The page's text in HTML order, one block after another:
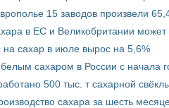
15 заводов произвели
в ЕС и Великобритании
сахар в июле вырос на 5,6%
сахаром в России с начала
500 тыс. т сахарной
сахара за шесть